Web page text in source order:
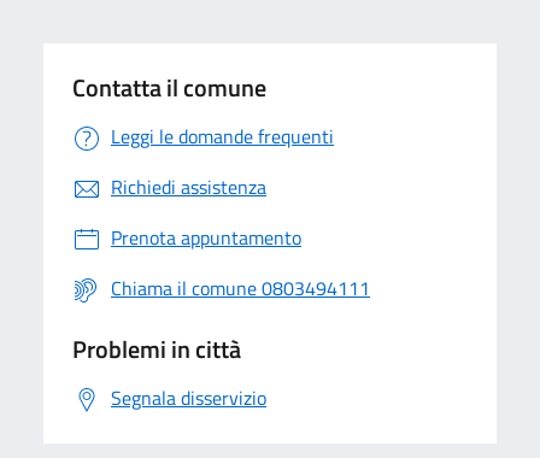
Contatta il comune
Leggi le domande frequenti
Richiedi assistenza
Prenota appuntamento
Chiama il comune 0803494111
Problemi in città
Segnala disservizio